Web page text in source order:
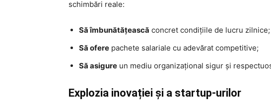
schimbări reale:
Să îmbunătățească concret condițiile de lucru zilnice;
Să ofere pachete salariale cu adevărat competitive;
Să asigure un mediu organizațional sigur și
Explozia inovației și a startup-urilor